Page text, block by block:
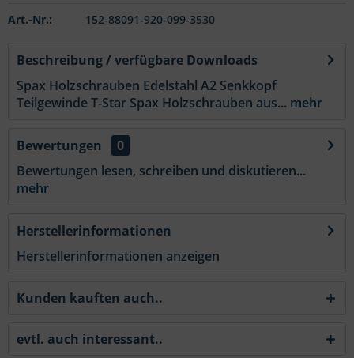
Art.-Nr.: 152-88091-920-099-3530
Beschreibung / verfügbare Downloads
Spax Holzschrauben Edelstahl A2 Senkkopf
Teilgewinde T-Star Spax Holzschrauben aus... mehr
Bewertungen
0
Bewertungen lesen, schreiben und diskutieren...
mehr
Herstellerinformationen
Herstellerinformationen anzeigen
Kunden kauften auch..
evtl. auch interessant..